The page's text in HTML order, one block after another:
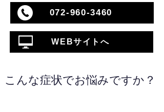
072-960-3460
WEBサイトへ
こんな症状でお悩みですか？